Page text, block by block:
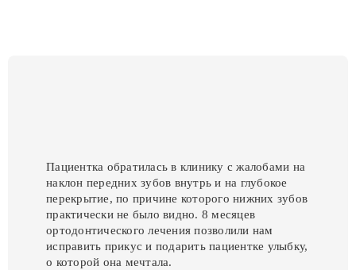
Пациентка обратилась в клинику с жалобами на
наклон передних зубов внутрь и на глубокое
перекрытие, по причине которого нижних зубов
практически не было видно. 8 месяцев
ортодонтического лечения позволили нам
исправить прикус и подарить пациентке улыбку,
о которой она мечтала.